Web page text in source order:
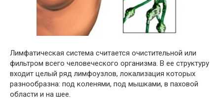
Лимфатическая система считается очистительной или
фильтром всего человеческого организма. В ее структуру
входит целый ряд лимфоузлов, локализация которых
разнообразна: под коленями, под мышками, в паховой
области и на шее.